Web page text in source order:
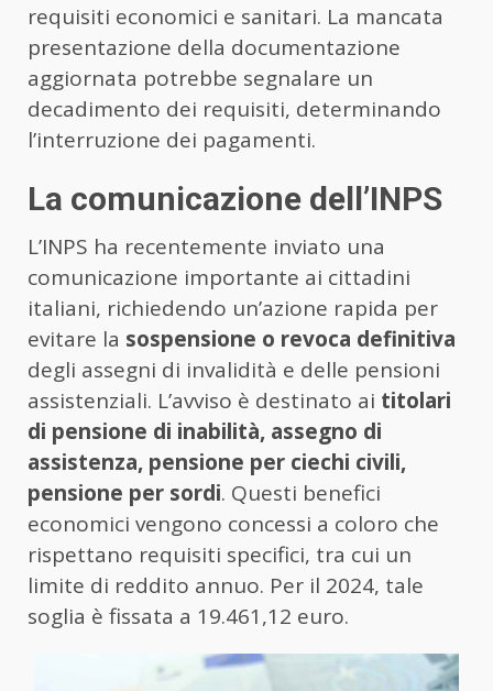
requisiti economici e sanitari. La mancata
presentazione della documentazione
aggiornata potrebbe segnalare un
decadimento dei requisiti, determinando
l’interruzione dei pagamenti.
La comunicazione dell’INPS
L’INPS ha recentemente inviato una
comunicazione importante ai cittadini
italiani, richiedendo un’azione rapida per
evitare la sospensione o revoca definitiva
degli assegni di invalidità e delle pensioni
assistenziali. L’avviso è destinato ai titolari
di pensione di inabilità, assegno di
assistenza, pensione per ciechi civili,
pensione per sordi. Questi benefici
economici vengono concessi a coloro che
rispettano requisiti specifici, tra cui un
limite di reddito annuo. Per il 2024, tale
soglia è fissata a 19.461,12 euro.